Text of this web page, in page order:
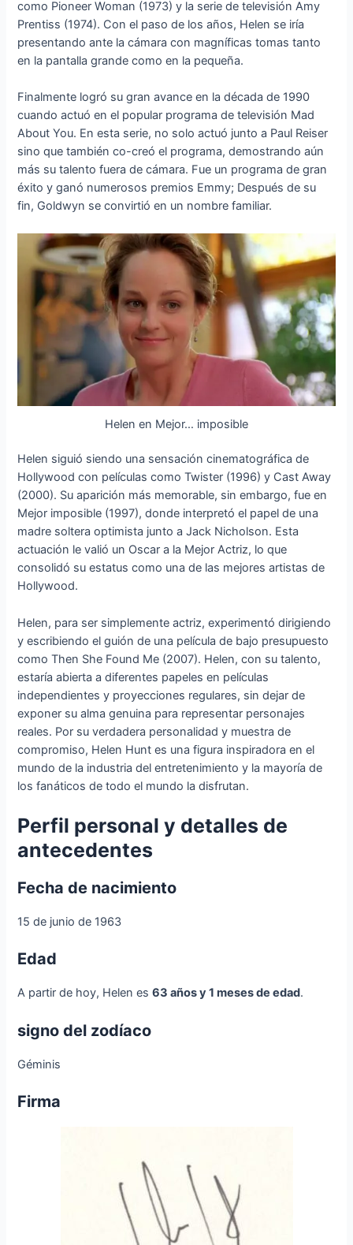
como Pioneer Woman (1973) y la serie de televisión Amy
Prentiss (1974). Con el paso de los años, Helen se iría
presentando ante la cámara con magníficas tomas tanto
en la pantalla grande como en la pequeña.
Finalmente logró su gran avance en la década de 1990
cuando actuó en el popular programa de televisión Mad
About You. En esta serie, no solo actuó junto a Paul Reiser
sino que también co-creó el programa, demostrando aún
más su talento fuera de cámara. Fue un programa de gran
éxito y ganó numerosos premios Emmy; Después de su
fin, Goldwyn se convirtió en un nombre familiar.
Helen en Mejor… imposible
Helen siguió siendo una sensación cinematográfica de
Hollywood con películas como Twister (1996) y Cast Away
(2000). Su aparición más memorable, sin embargo, fue en
Mejor imposible (1997), donde interpretó el papel de una
madre soltera optimista junto a Jack Nicholson. Esta
actuación le valió un Oscar a la Mejor Actriz, lo que
consolidó su estatus como una de las mejores artistas de
Hollywood.
Helen, para ser simplemente actriz, experimentó dirigiendo
y escribiendo el guión de una película de bajo presupuesto
como Then She Found Me (2007). Helen, con su talento,
estaría abierta a diferentes papeles en películas
independientes y proyecciones regulares, sin dejar de
exponer su alma genuina para representar personajes
reales. Por su verdadera personalidad y muestra de
compromiso, Helen Hunt es una figura inspiradora en el
mundo de la industria del entretenimiento y la mayoría de
los fanáticos de todo el mundo la disfrutan.
Perfil personal y detalles de
antecedentes
Fecha de nacimiento
15 de junio de 1963
Edad
A partir de hoy, Helen es63 años y 1 meses de edad.
signo del zodíaco
Géminis
Firma